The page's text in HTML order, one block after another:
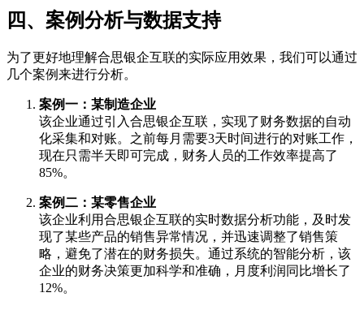
四、案例分析与数据支持
为了更好地理解合思银企互联的实际应用效果，我们可以通过
几个案例来进行分析。
案例一：某制造企业
该企业通过引入合思银企互联，实现了财务数据的自动
化采集和对账。之前每月需要3天时间进行的对账工作，
现在只需半天即可完成，财务人员的工作效率提高了
85%。
案例二：某零售企业
该企业利用合思银企互联的实时数据分析功能，及时发
现了某些产品的销售异常情况，并迅速调整了销售策
略，避免了潜在的财务损失。通过系统的智能分析，该
企业的财务决策更加科学和准确，月度利润同比增长了
12%。